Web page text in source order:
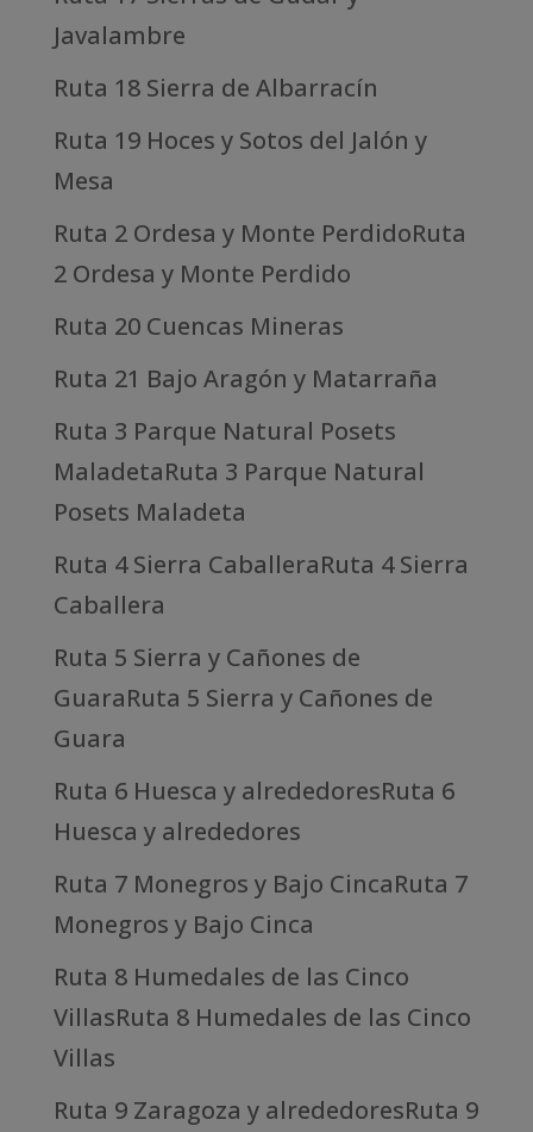
Javalambre
Ruta 18 Sierra de Albarracín
Ruta 19 Hoces y Sotos del Jalón y
Mesa
Ruta 2 Ordesa y Monte PerdidoRuta
2 Ordesa y Monte Perdido
Ruta 20 Cuencas Mineras
Ruta 21 Bajo Aragón y Matarraña
Ruta 3 Parque Natural Posets
MaladetaRuta 3 Parque Natural
Posets Maladeta
Ruta 4 Sierra CaballeraRuta 4 Sierra
Caballera
Ruta 5 Sierra y Cañones de
GuaraRuta 5 Sierra y Cañones de
Guara
Ruta 6 Huesca y alrededoresRuta 6
Huesca y alrededores
Ruta 7 Monegros y Bajo CincaRuta 7
Monegros y Bajo Cinca
Ruta 8 Humedales de las Cinco
VillasRuta 8 Humedales de las Cinco
Villas
Ruta 9 Zaragoza y alrededoresRuta 9